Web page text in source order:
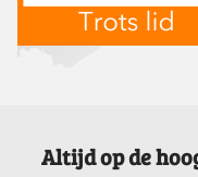
Altijd op de